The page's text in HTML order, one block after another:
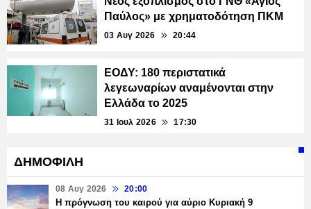
Παύλος» με χρηματοδότηση ΠΚΜ
03 Αυγ 2026 20:44
ΕΟΔΥ: 180 περιστατικά
λεγεωναρίων αναμένονται στην
Ελλάδα το 2025
31 Ιουλ 2026 17:30
ΔΗΜΟΦΙΛΗ
08 Αυγ 2026 20:00
Η πρόγνωση του καιρού για αύριο Κυριακή 9